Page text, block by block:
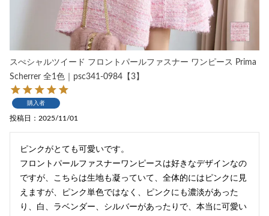
スぺシャルツイード フロントパールファスナー ワンピース Prima
Scherrer 全1色｜psc341-0984【3】
購入者
投稿日 2025/11/01
ピンクがとても可愛いです。
フロントパールファスナーワンピースは好きなデザインなの
ですが、こちらは生地も凝っていて、全体的にはピンクに見
えますが、ピンク単色ではなく、ピンクにも濃淡があった
り、白、ラベンダー、シルバーがあったりで、本当に可愛い